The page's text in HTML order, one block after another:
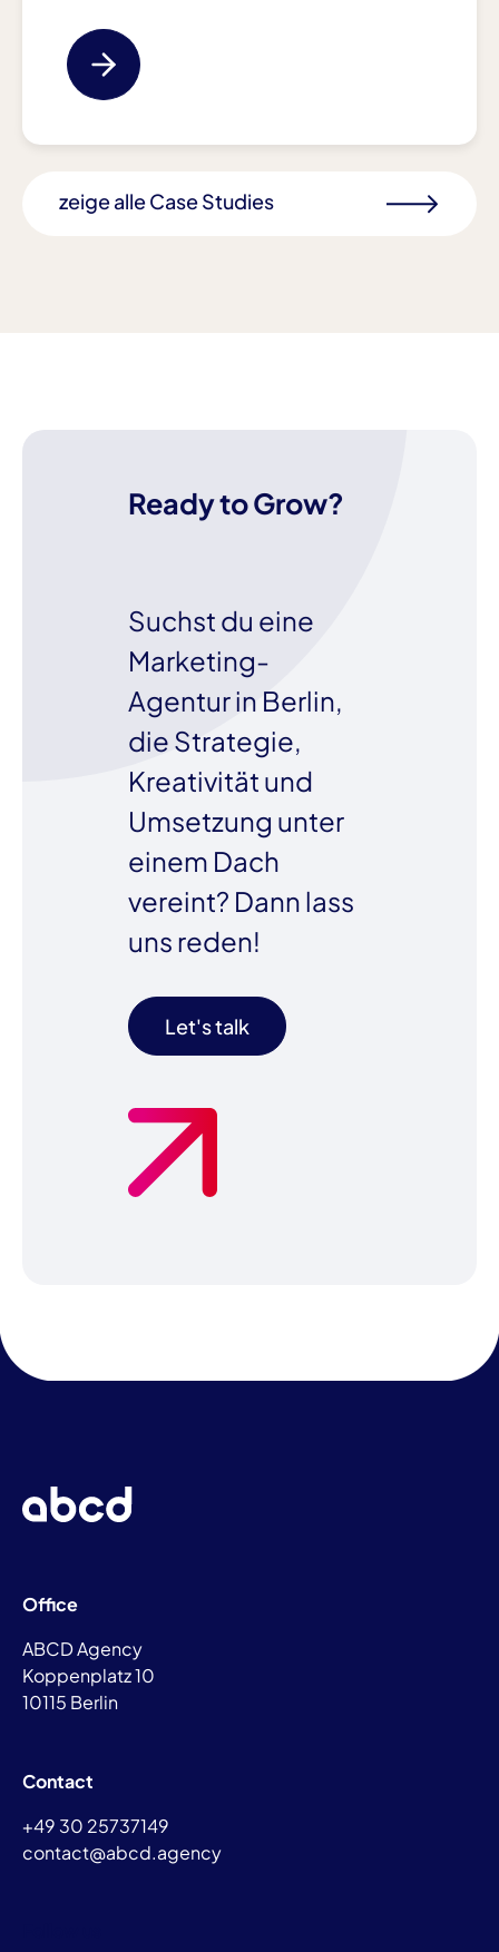
zeige alle Case Studies
Ready to Grow?
Suchst du eine
Marketing-
Agentur in Berlin,
die Strategie,
Kreativität und
Umsetzung unter
einem Dach
vereint? Dann lass
uns reden!
Let's talk
Office
ABCD Agency
Koppenplatz 10
10115 Berlin
Contact
+49 30 25737149
contact@abcd.agency